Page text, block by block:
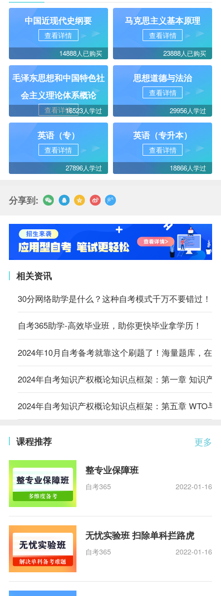
中国近现代史纲要
查看详情
14888人已购买
马克思主义基本原理
查看详情
23888人已购买
毛泽东思想和中国特色社
会主义理论体系概论
查看详情16523人学过
思想道德与法治
查看详情
29956人学过
英语（专）
查看详情
27896人学过
英语（专升本）
查看详情
18866人学过
分享到:
相关资讯
30分网络助学是什么？这种自考模式千万不要错过！
自考365助学-高效毕业班，助你更快毕业拿学历！
2024年10月自考备考就靠这个刷题了！海量题库，在
2024年自考知识产权概论知识点框架：第一章 知识产
2024年自考知识产权概论知识点框架：第五章 WTO与
更多
课程推荐
整专业保障班
自考365 2022-01-16
无忧实验班 扫除单科拦路虎
自考365 2022-01-16